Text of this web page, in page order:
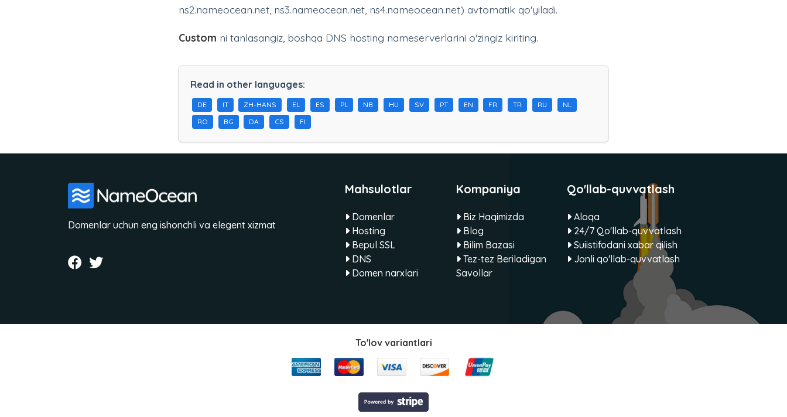
ns2.nameocean.net, ns3.nameocean.net, ns4.nameocean.net) avtomatik qo'yiladi.
Custom ni tanlasangiz, boshqa DNS hosting nameserverlarini o'zingiz kiriting.
Read in other languages:
DE IT ZH-HANS EL ES PL NB HU SV PT EN FR TR RU
NL
RO
BG DA CS FI
Domenlar uchun eng ishonchli va elegent xizmat
Mahsulotlar
Domenlar
Hosting
Bepul SSL
DNS
Domen narxlari
Kompaniya
Biz Haqimizda
Blog
Bilim Bazasi
Tez-tez Beriladigan
Savollar
Qo'llab-quvvatlash
Aloqa
24/7 Qo'llab-quvvatlash
Suiistifodani xabar qilish
Jonli qo'llab-quvvatlash
To'lov variantlari